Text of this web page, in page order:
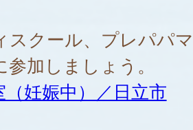
スクール、プレパパ
加しましょう。
妊娠中）／日立市